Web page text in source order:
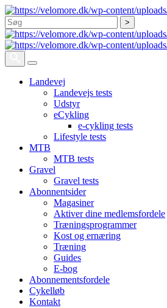
Søg
Landevej
Landevejs tests
Udstyr
eCykling
e-cykling tests
Lifestyle tests
MTB
MTB tests
Gravel
Gravel tests
Abonnentsider
Magasiner
Aktiver dine medlemsfordele
Træningsprogrammer
Kost og ernæring
Træning
Guides
E-bog
Abonnementsfordele
Cykelløb
Kontakt